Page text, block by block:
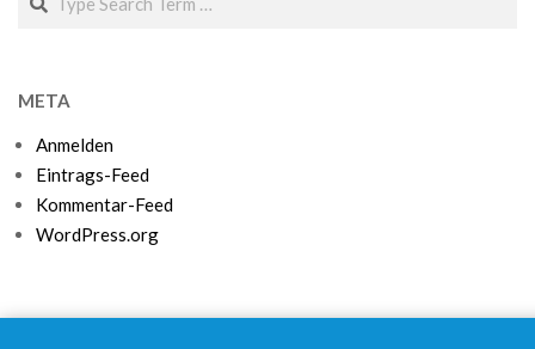
META
Anmelden
Eintrags-Feed
Kommentar-Feed
WordPress.org